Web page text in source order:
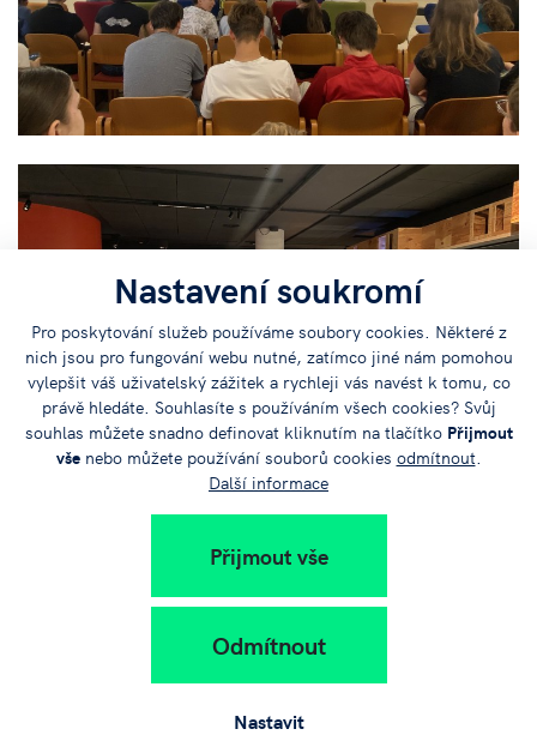
Nastavení soukromí
Pro poskytování služeb používáme soubory cookies. Některé z
nich jsou pro fungování webu nutné, zatímco jiné nám pomohou
vylepšit váš uživatelský zážitek a rychleji vás navést k tomu, co
právě hledáte. Souhlasíte s používáním všech cookies? Svůj
souhlas můžete snadno definovat kliknutím na tlačítko Přijmout
všenebo můžete používání souborů cookies odmítnout.
Další informace
Přijmout vše
Odmítnout
Nastavit